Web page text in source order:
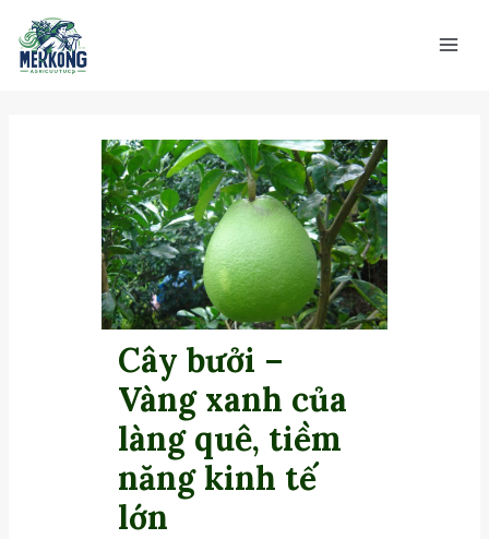
nội
Cây bưởi –
Vàng xanh của
làng quê, tiềm
năng kinh tế
lớn